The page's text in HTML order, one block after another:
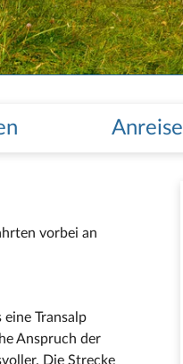
vorbei an
Transalp
Anspruch der
Die Strecke